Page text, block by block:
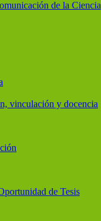
de la Ciencia
vinculación y docencia
de Tesis